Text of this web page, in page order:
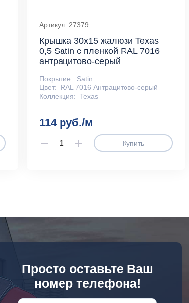
Артикул: 27379
Крышка 30х15 жалюзи Texas
0,5 Satin с пленкой RAL 7016
антрацитово-серый
Покрытие:
Satin
Цвет:
RAL 7016 Антрацитово-серый
Коллекция: Texas
114 руб./м
Купить
Просто оставьте Ваш
номер телефона!